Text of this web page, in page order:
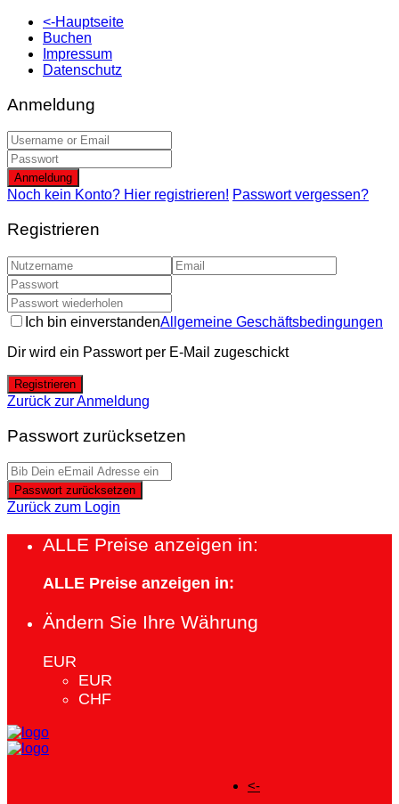
<-Hauptseite
Buchen
Impressum
Datenschutz
Anmeldung
Anmeldung
Noch kein Konto? Hier registrieren! Passwort vergessen?
Registrieren
Ich bin einverstandenAllgemeine Geschäftsbedingungen
Dir wird ein Passwort per E-Mail zugeschickt
Registrieren
Zurück zur Anmeldung
Passwort zurücksetzen
Passwort zurücksetzen
Zurück zum Login
ALLE Preise anzeigen in:
ALLE Preise anzeigen in:
Ändern Sie Ihre Währung
EUR
EUR
CHF
<-